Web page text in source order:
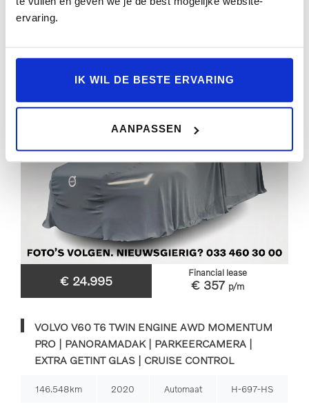
ervaring.
IK WIL DE BESTE ERVARING
AANPASSEN
BEKIJKEN
€ 24.995
Financial lease
€ 357 p/m
VOLVO V60 T6 TWIN ENGINE AWD MOMENTUM
PRO | PANORAMADAK | PARKEERCAMERA |
EXTRA GETINT GLAS | CRUISE CONTROL
146.548km 2020 Automaat H-697-HS